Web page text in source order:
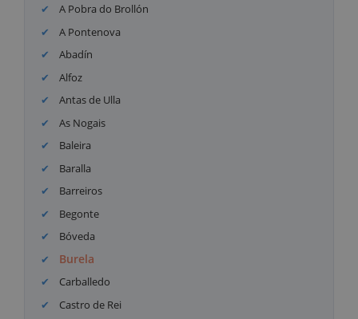
A Pobra do Brollón
A Pontenova
Abadín
Alfoz
Antas de Ulla
As Nogais
Baleira
Baralla
Barreiros
Begonte
Bóveda
Burela
Carballedo
Castro de Rei